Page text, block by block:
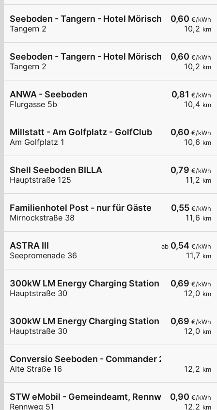
0,60 €/kWh
10,2 km
Seeboden - Tangern - Hotel Mörisch
Tangern 2
0,60 €/kWh
10,2 km
Seeboden - Tangern - Hotel Mörisch
Tangern 2
0,81 €/kWh
10,4 km
ANWA - Seeboden
Flurgasse 5b
0,60 €/kWh
10,6 km
Millstatt - Am Golfplatz - GolfClub
Am Golfplatz 1
0,79 €/kWh
11,2 km
Shell Seeboden BILLA
Hauptstraße 125
0,55 €/kWh
11,6 km
Familienhotel Post - nur für Gäste
Mirnockstraße 38
ab 0,54 €/kWh
11,7 km
ASTRA III
Seepromenade 36
0,69 €/kWh
12,0 km
300kW LM Energy Charging Station Seeboden
Hauptstraße 30
0,69 €/kWh
12,0 km
300kW LM Energy Charging Station Seeboden
Hauptstraße 30
12,2 km
Conversio Seeboden - Commander 2 - Alte
Alte Straße 16
0,90 €/kWh
12,2 km
STW eMobil - Gemeindeamt, Rennweg
Rennweg 51